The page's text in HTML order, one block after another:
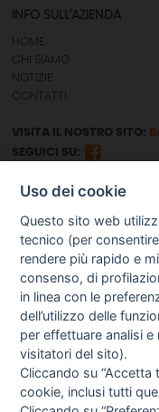
INFO SULL'AZIENDA
HOME
CHI SIAMO
NOTIZIE
CONTATTI
VISITA IL NOSTRO SITO:
SEGUICI SU:
GUIDA AGLI ACQUISTI
SPEDIZIONI E COSTI
PAGAMENTI
DIRITTO DI RECESSO
PROCEDURA DI ACQUISTO
TERMINI & CONDIZIONI
GESTIONE RESI
PRIVACY
COOKIE POLICY
PREFERENZE COOKIE
NEWSLETTER
Uso dei cookie
Questo sito web
tecnico (per
rendere più rapido e
consenso, di
in linea con le
dell’utilizzo delle
per effettuare analisi
visitatori del sito).
Cliccando su “Accetta
cookie, inclusi tutti